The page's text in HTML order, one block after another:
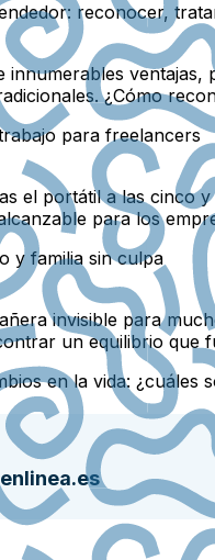
reconocer,
innumerables
¿Cómo
para freelancers
el portátil a las cinco
para los
y familia sin culpa
invisible para
un equilibrio que
en la vida: ¿cuáles